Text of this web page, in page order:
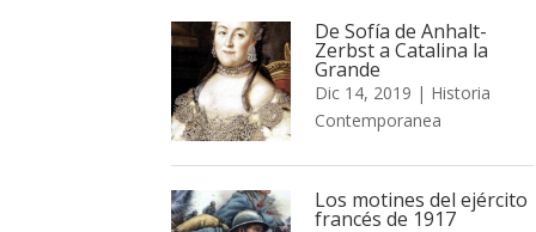
De Sofía de Anhalt-
Zerbst a Catalina la
Grande
Dic 14, 2019 | Historia
Contemporanea
Los motines del ejército
francés de 1917